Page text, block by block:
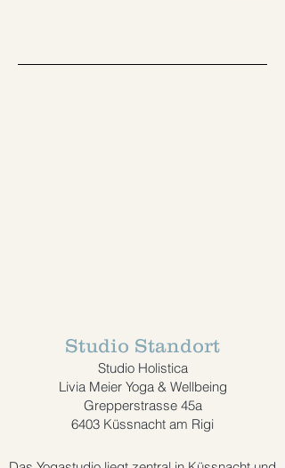
Studio Standort
Studio Holistica
Livia Meier Yoga & Wellbeing
Grepperstrasse 45a
6403 Küssnacht am Rigi